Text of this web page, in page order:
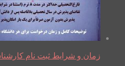
زمان و شرایط ثبت نام